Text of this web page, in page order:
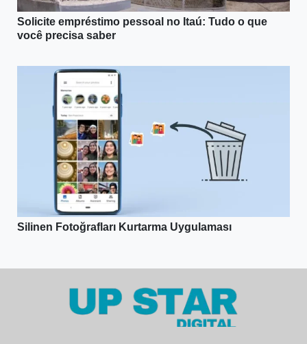
Solicite empréstimo pessoal no Itaú: Tudo o que
você precisa saber
Silinen Fotoğrafları Kurtarma Uygulaması